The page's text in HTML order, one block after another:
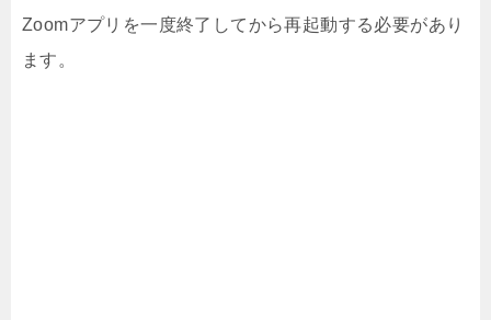
Zoomアプリを一度終了してから再起動する必要があり
ます。